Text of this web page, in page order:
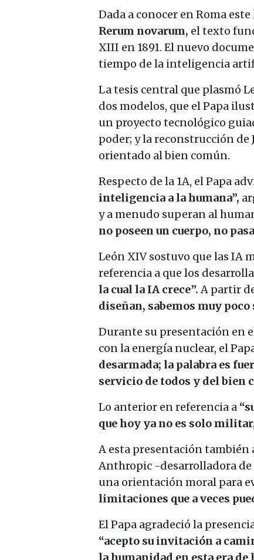
Dada a conocer en Roma este
Rerum novarum, el texto
XIII en 1891. El nuevo
tiempo de la inteligencia
La tesis central que plasmó
dos modelos, que el Papa
un proyecto tecnológico
poder; y la reconstrucción
orientado al bien común.
Respecto de la 1A, el Papa
inteligencia a la humana”,
y a menudo superan al
no poseen un cuerpo, no
León XIV sostuvo que las IA
referencia a que los
la cual la IA crece”.A partir
diseñan, sabemos muy
Durante su presentación en
con la energía nuclear, el
desarmada; la palabra es
servicio de todos y del bien
Lo anterior en referencia a
que hoy ya no es solo
A esta presentación
Anthropic -desarrolladora de
una orientación moral para
limitaciones que a veces
El Papa agradeció la
“acepto su invitación a
la humanidad en esta era de